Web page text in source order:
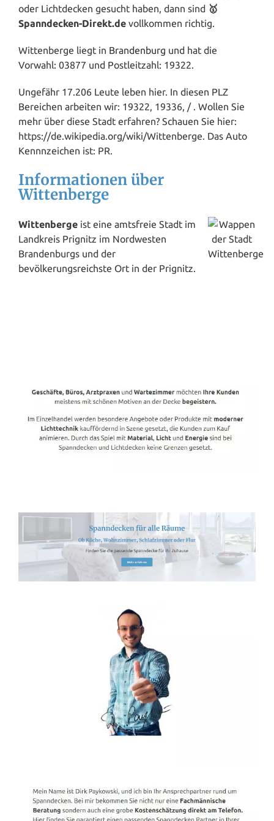
oder Lichtdecken gesucht haben, dann sind 🥇
Spanndecken-Direkt.de vollkommen richtig.
Wittenberge liegt in Brandenburg und hat die
Vorwahl: 03877 und Postleitzahl: 19322.
Ungefähr 17.206 Leute leben hier. In diesen PLZ
Bereichen arbeiten wir: 19322, 19336, / . Wollen Sie
mehr über diese Stadt erfahren? Schauen Sie hier:
https://de.wikipedia.org/wiki/Wittenberge. Das Auto
Kennnzeichen ist: PR.
Informationen über
Wittenberge
Wittenberge ist eine amtsfreie Stadt im
Landkreis Prignitz im Nordwesten
Brandenburgs und der
bevölkerungsreichste Ort in der Prignitz.